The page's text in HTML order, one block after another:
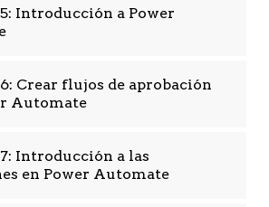
Introducción a Power
Crear flujos de aprobación
Automate
Introducción a las
en Power Automate